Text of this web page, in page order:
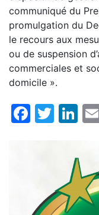
communiqué du
promulgation du
le recours aux
ou de suspension
commerciales et
domicile ».